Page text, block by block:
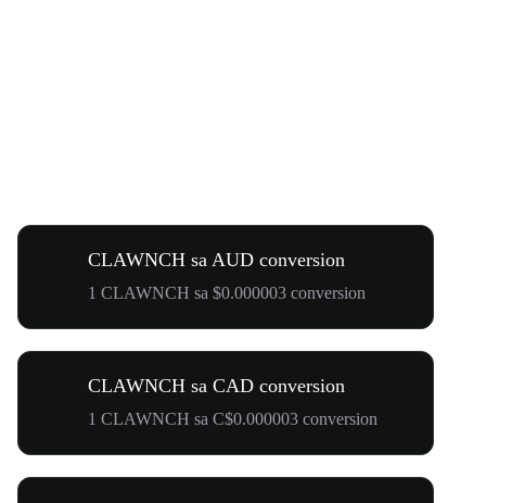
CLAWNCH sa AUD conversion
1 CLAWNCH sa $0.000003 conversion
CLAWNCH sa CAD conversion
1 CLAWNCH sa C$0.000003 conversion